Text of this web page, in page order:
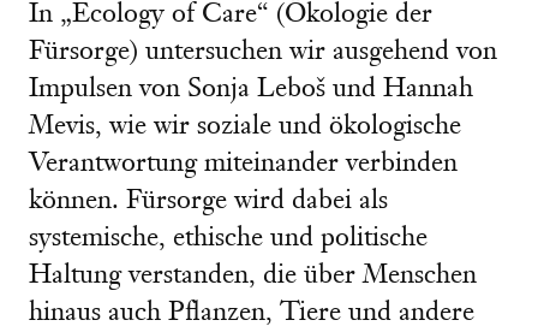
In „Ecology of Care“ (Ökologie der
Fürsorge) untersuchen wir ausgehend von
Impulsen von Sonja Leboš und Hannah
Mevis, wie wir soziale und ökologische
Verantwortung miteinander verbinden
können. Fürsorge wird dabei als
systemische, ethische und politische
Haltung verstanden, die über Menschen
hinaus auch Pflanzen, Tiere und andere